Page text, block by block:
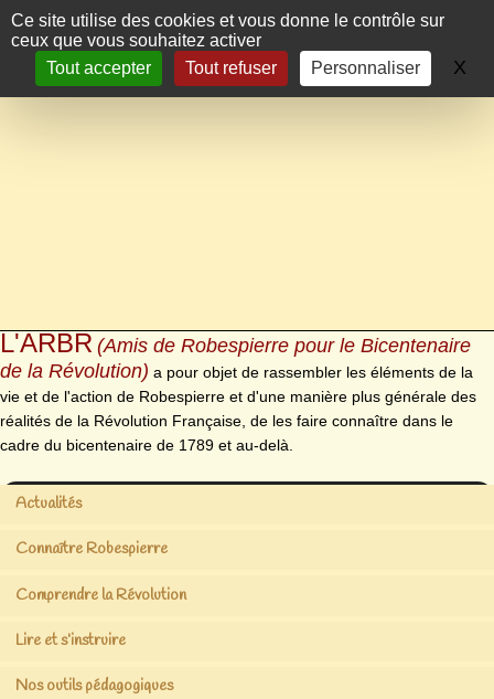
Panneau de gestion des cookies
Ce site utilise des cookies et vous donne le contrôle sur
ceux que vous souhaitez activer
Tout accepter
Tout refuser Personnaliser X
L'ARBR (Amis de Robespierre pour le Bicentenaire
de la Révolution) a pour objet de rassembler les éléments de la
vie et de l'action de Robespierre et d'une manière plus générale des
réalités de la Révolution Française, de les faire connaître dans le
cadre du bicentenaire de 1789 et au-delà.
Actualités
Connaître Robespierre
Comprendre la Révolution
Lire et s’instruire
Nos outils pédagogiques